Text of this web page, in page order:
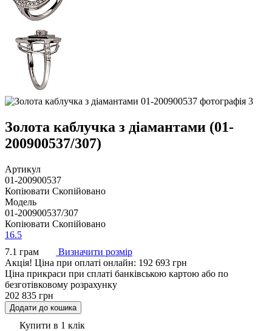
Золота каблучка з діамантами (01-
200900537/307)
Артикул
01-200900537
Копіювати Скопійовано
Модель
01-200900537/307
Копіювати Скопійовано
16.5
7.1 грам
Визначити розмір
Акцiя! Ціна при оплаті онлайн: 192 693 грн
Ціна прикраси при сплаті банківською картою або по
безготівковому розрахунку
202 835 грн
Додати до кошика
Купити в 1 клік